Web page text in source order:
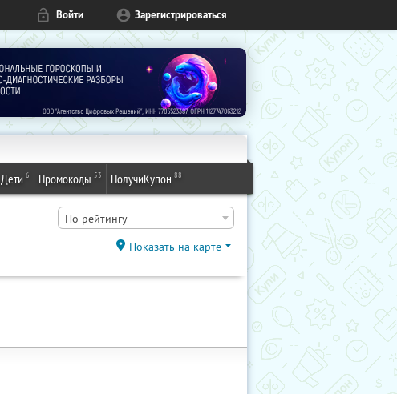
Войти Зарегистрироваться
Дети 6 Промокоды 53 ПолучиКупон 88
По рейтингу
Показать на карте